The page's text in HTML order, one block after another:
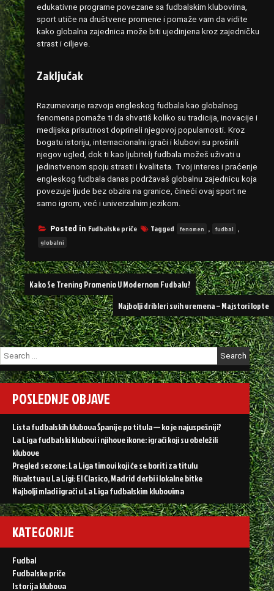
edukativne programe povezane sa fudbalskim klubovima,
sport utiče na društvene promene i pomaže vam da vidite
kako globalna zajednica može biti ujedinjena kroz zajedničku
strast i ciljeve.
Zaključak
Razumevanje razvoja engleskog fudbala kao globalnog
fenomena pomaže ti da shvatiš koliko su tradicija, inovacije i
medijska prisutnost doprineli njegovoj popularnosti. Kroz
bogatu istoriju, internacionalni igrači i klubovi su proširili
njegov ugled, dok ti kao ljubitelj fudbala možeš uživati u
jedinstvenom spoju strasti i kvaliteta. Tvoj interes i praćenje
engleskog fudbala danas podržavaš globalnu zajednicu koja
povezuje ljude bez obzira na granice, čineći ovaj sport ne
samo igrom, već i univerzalnim jezikom.
Posted in Fudbalske priče Tagged fenomen , fudbal ,
globalni
Post
navigation
Kako Se Trening Promenio U Modernom Fudbalu?
Najbolji dribleri svih vremena – Majstori lopte
Search
for:
POSLEDNJE OBJAVE
Lista fudbalskih klubova Španije po titula — ko je najuspešniji?
La Liga fudbalski klubovi i njihove ikone: igrači koji su obeležili
klubove
Pregled sezone: La Liga timovi koji će se boriti za titulu
Rivalstva u La Ligi: El Clasico, Madrid derbi i lokalne bitke
Najbolji mladi igrači u La Liga fudbalskim klubovima
KATEGORIJE
Fudbal
Fudbalske priče
Istorija klubova